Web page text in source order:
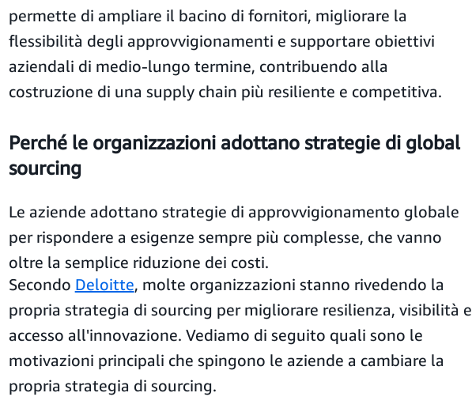
permette di ampliare il bacino di fornitori, migliorare la
flessibilità degli approvvigionamenti e supportare obiettivi
aziendali di medio-lungo termine, contribuendo alla
costruzione di una supply chain più resiliente e competitiva.
Perché le organizzazioni adottano strategie di global
sourcing
Le aziende adottano strategie di approvvigionamento globale
per rispondere a esigenze sempre più complesse, che vanno
oltre la semplice riduzione dei costi.
Secondo Deloitte, molte organizzazioni stanno rivedendo la
propria strategia di sourcing per migliorare resilienza, visibilità e
accesso all'innovazione. Vediamo di seguito quali sono le
motivazioni principali che spingono le aziende a cambiare la
propria strategia di sourcing.